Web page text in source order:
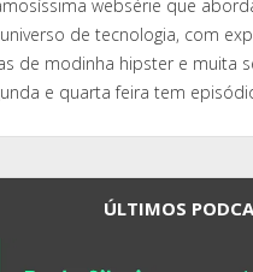
websérie que
de tecnologia, com
de modinha hipster e muita
e quarta feira tem
ÚLTIMOS